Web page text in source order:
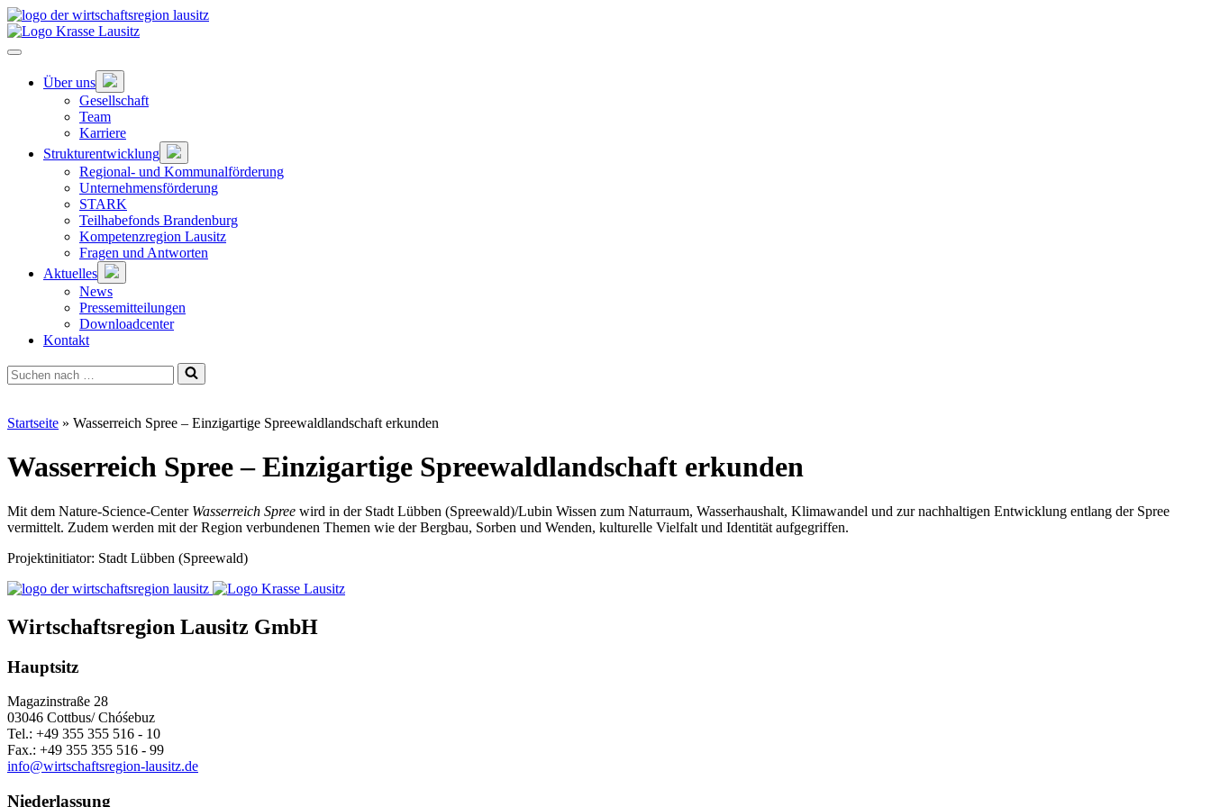
Zum
Hauptinhalt
springen
Hauptnavigation
Über uns
Untermenü
öffnen
Gesellschaft
Team
Karriere
Strukturentwicklung
Untermenü
öffnen
Regional- und Kommunalförderung
Unternehmensförderung
STARK
Teilhabefonds Brandenburg
Kompetenzregion Lausitz
Fragen und Antworten
Aktuelles
Untermenü
öffnen
News
Pressemitteilungen
Downloadcenter
Kontakt
Suchen
nach …
Startseite » Wasserreich Spree – Einzigartige Spreewaldlandschaft erkunden
Wasserreich Spree – Einzigartige Spreewaldlandschaft erkunden
Mit dem Nature-Science-Center Wasserreich Spree wird in der Stadt Lübben (Spreewald)/Lubin Wissen zum Naturraum, Wasserhaushalt, Klimawandel und zur nachhaltigen Entwicklung entlang der Spree
vermittelt. Zudem werden mit der Region verbundenen Themen wie der Bergbau, Sorben und Wenden, kulturelle Vielfalt und Identität aufgegriffen.
Projektinitiator: Stadt Lübben (Spreewald)
Wirtschaftsregion Lausitz GmbH
Hauptsitz
Magazinstraße 28
03046 Cottbus/ Chóśebuz
Tel.: +49 355 355 516 - 10
Fax.: +49 355 355 516 - 99
info@wirtschaftsregion-lausitz.de
Niederlassung